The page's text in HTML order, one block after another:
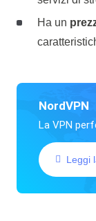
Ha un
NordVPN
La VPN
Leggi